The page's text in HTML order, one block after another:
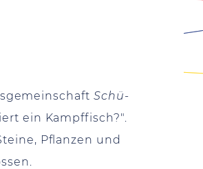
Schü-
ein Kampffisch?".
Pflanzen und